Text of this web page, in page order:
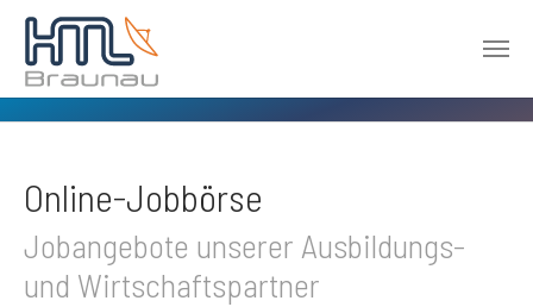
Online-Jobbörse
Jobangebote unserer Ausbildungs-
und Wirtschaftspartner